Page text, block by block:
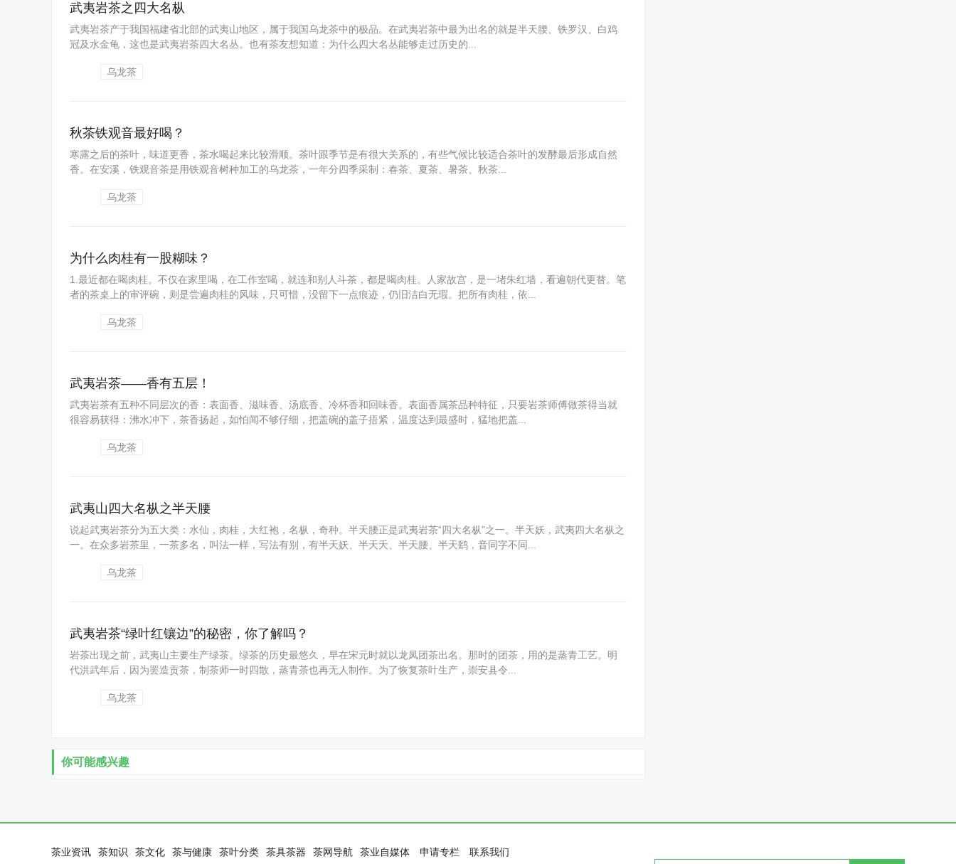
武夷岩茶之四大名枞
武夷岩茶产于我国福建省北部的武夷山地区，属于我国乌龙茶中的极品。在武夷岩茶中最为出名的就是半天腰、铁罗汉、白鸡
冠及水金龟，这也是武夷岩茶四大名丛。也有茶友想知道：为什么四大名丛能够走过历史的...
乌龙茶
秋茶铁观音最好喝？
寒露之后的茶叶，味道更香，茶水喝起来比较滑顺。茶叶跟季节是有很大关系的，有些气候比较适合茶叶的发酵最后形成自然
香。在安溪，铁观音茶是用铁观音树种加工的乌龙茶，一年分四季采制：春茶、夏茶、暑茶、秋茶...
乌龙茶
为什么肉桂有一股糊味？
1.最近都在喝肉桂。不仅在家里喝，在工作室喝，就连和别人斗茶，都是喝肉桂。人家故宫，是一堵朱红墙，看遍朝代更替。笔
者的茶桌上的审评碗，则是尝遍肉桂的风味，只可惜，没留下一点痕迹，仍旧洁白无瑕。把所有肉桂，依...
乌龙茶
武夷岩茶——香有五层！
武夷岩茶有五种不同层次的香：表面香、滋味香、汤底香、冷杯香和回味香。表面香属茶品种特征，只要岩茶师傅做茶得当就
很容易获得：沸水冲下，茶香扬起，如怕闻不够仔细，把盖碗的盖子捂紧，温度达到最盛时，猛地把盖...
乌龙茶
武夷山四大名枞之半天腰
说起武夷岩茶分为五大类：水仙，肉桂，大红袍，名枞，奇种。半天腰正是武夷岩茶“四大名枞”之一。半天妖，武夷四大名枞之
一。在众多岩茶里，一茶多名，叫法一样，写法有别，有半天妖、半天夭、半天腰、半天鹞，音同字不同...
乌龙茶
武夷岩茶“绿叶红镶边”的秘密，你了解吗？
岩茶出现之前，武夷山主要生产绿茶。绿茶的历史最悠久，早在宋元时就以龙凤团茶出名。那时的团茶，用的是蒸青工艺。明
代洪武年后，因为罢造贡茶，制茶师一时四散，蒸青茶也再无人制作。为了恢复茶叶生产，崇安县令...
乌龙茶
你可能感兴趣
茶业资讯 茶知识 茶文化 茶与健康 茶叶分类 茶具茶器 茶网导航 茶业自媒体 申请专栏 联系我们